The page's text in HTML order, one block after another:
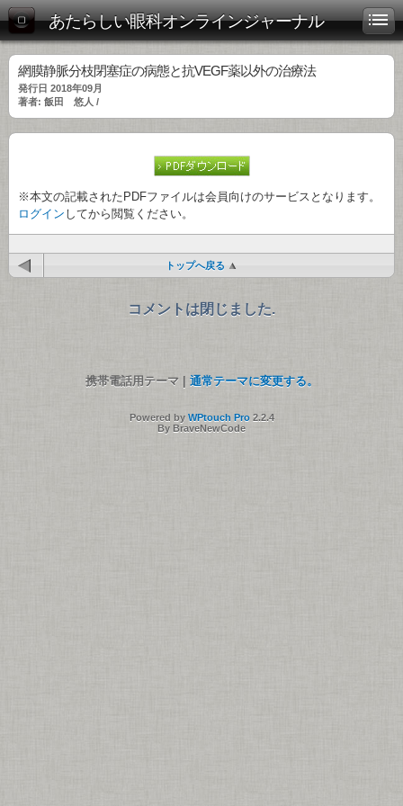
あたらしい眼科オンラインジャーナル
網膜静脈分枝閉塞症の病態と抗VEGF薬以外の治療法
発行日 2018年09月
著者: 飯田 悠人 /
※本文の記載されたPDFファイルは会員向けのサービスとなります。
ログイン してから閲覧ください。
トップへ戻る
コメントは閉じました.
携帯電話用テーマ | 通常テーマに変更する。
Powered by WPtouch Pro2.2.4
By BraveNewCode